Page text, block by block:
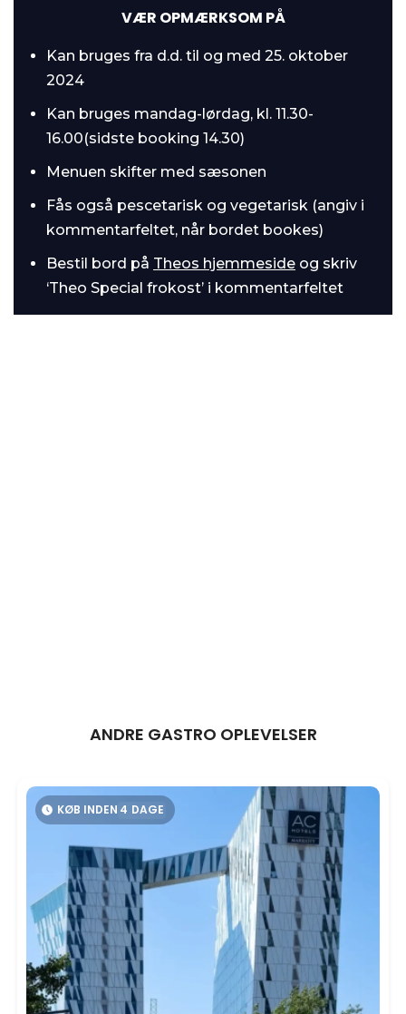
VÆR OPMÆRKSOM PÅ
Kan bruges fra d.d. til og med 25. oktober
2024
Kan bruges mandag-lørdag, kl. 11.30-
16.00(sidste booking 14.30)
Menuen skifter med sæsonen
Fås også pescetarisk og vegetarisk (angiv i
kommentarfeltet, når bordet bookes)
Bestil bord på Theos hjemmeside og skriv
‘Theo Special frokost’ i kommentarfeltet
ANDRE GASTRO OPLEVELSER
KØB INDEN 4 DAGE